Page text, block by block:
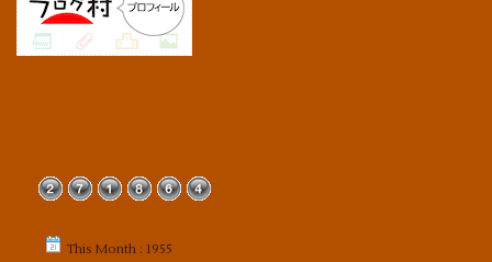
This Month : 1955